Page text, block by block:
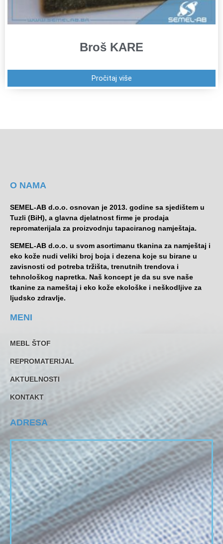
Broš KARE
Pročitaj više
O NAMA
SEMEL-AB d.o.o. osnovan je 2013. godine sa sjedištem u
Tuzli (BiH), a glavna djelatnost firme je prodaja
repromaterijala za proizvodnju tapaciranog namještaja.
SEMEL-AB d.o.o. u svom asortimanu tkanina za namještaj i
eko kože nudi veliki broj boja i dezena koje su birane u
zavisnosti od potreba tržišta, trenutnih trendova i
tehnološkog napretka. Naš koncept je da su sve naše
tkanine za nameštaj i eko kože ekološke i neškodljive za
ljudsko zdravlje.
MENI
MEBL ŠTOF
REPROMATERIJAL
AKTUELNOSTI
KONTAKT
ADRESA